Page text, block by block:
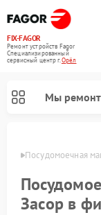
FIX-FAGOR
Ремонт устройств Fagor
Специализированный
cервисный центр г.Орёл
Мы
Посудомоечная
Засор в